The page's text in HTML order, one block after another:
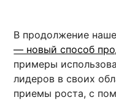
В продолжение
— новый способ
примеры
лидеров в своих
приемы роста, с